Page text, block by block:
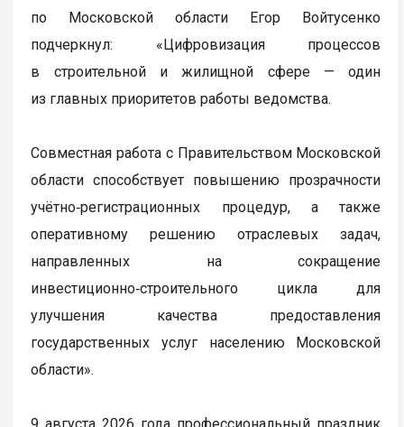
по Московской области Егор Войтусенко
подчеркнул: «Цифровизация процессов
в строительной и жилищной сфере — один
из главных приоритетов работы ведомства.
Совместная работа с Правительством Московской
области способствует повышению прозрачности
учётно‑регистрационных процедур, а также
оперативному решению отраслевых задач,
направленных на сокращение
инвестиционно‑строительного цикла для
улучшения качества предоставления
государственных услуг населению Московской
области».